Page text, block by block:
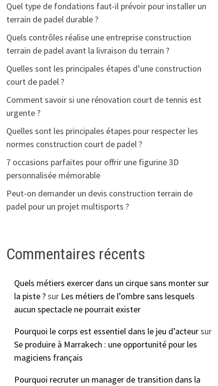
Quel type de fondations faut-il prévoir pour installer un
terrain de padel durable ?
Quels contrôles réalise une entreprise construction
terrain de padel avant la livraison du terrain ?
Quelles sont les principales étapes d’une construction
court de padel ?
Comment savoir si une rénovation court de tennis est
urgente ?
Quelles sont les principales étapes pour respecter les
normes construction court de padel ?
7 occasions parfaites pour offrir une figurine 3D
personnalisée mémorable
Peut-on demander un devis construction terrain de
padel pour un projet multisports ?
Commentaires récents
Quels métiers exercer dans un cirque sans monter sur
la piste ?sur Les métiers de l’ombre sans lesquels
aucun spectacle ne pourrait exister
Pourquoi le corps est essentiel dans le jeu d’acteursur
Se produire à Marrakech : une opportunité pour les
magiciens français
Pourquoi recruter un manager de transition dans la